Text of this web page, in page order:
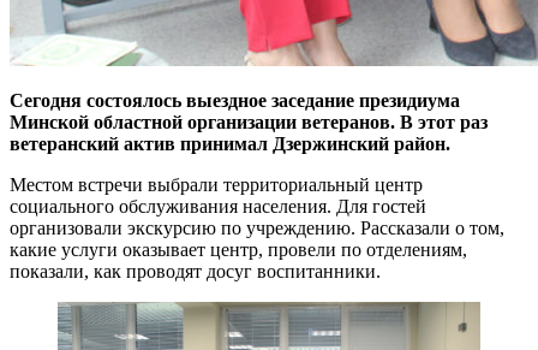
Сегодня состоялось выездное заседание президиума
Минской областной организации ветеранов. В этот раз
ветеранский актив принимал Дзержинский район.
Местом встречи выбрали территориальный центр
социального обслуживания населения. Для гостей
организовали экскурсию по учреждению. Рассказали о том,
какие услуги оказывает центр, провели по отделениям,
показали, как проводят досуг воспитанники.